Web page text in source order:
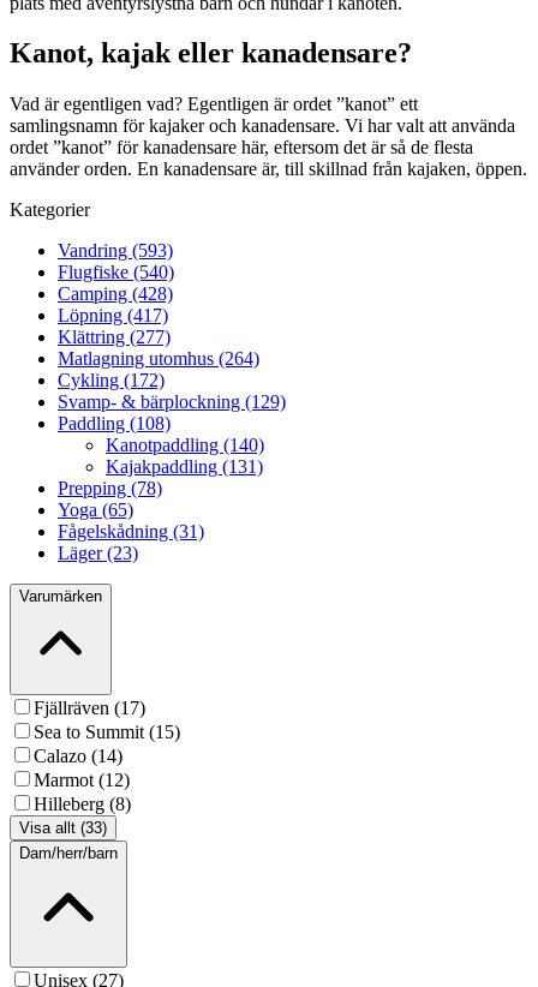
Kanot, kajak eller kanadensare?
Vad är egentligen vad? Egentligen är ordet ”kanot” ett
samlingsnamn för kajaker och kanadensare. Vi har valt att använda
ordet ”kanot” för kanadensare här, eftersom det är så de flesta
använder orden. En kanadensare är, till skillnad från kajaken, öppen.
Kategorier
Vandring (593)
Flugfiske (540)
Camping (428)
Löpning (417)
Klättring (277)
Matlagning utomhus (264)
Cykling (172)
Svamp- & bärplockning (129)
Paddling (108)
Kanotpaddling (140)
Kajakpaddling (131)
Prepping (78)
Yoga (65)
Fågelskådning (31)
Läger (23)
Varumärken
Fjällräven (17)
Sea to Summit (15)
Calazo (14)
Marmot (12)
Hilleberg (8)
Visa allt (33)
Dam/herr/barn
Unisex (27)